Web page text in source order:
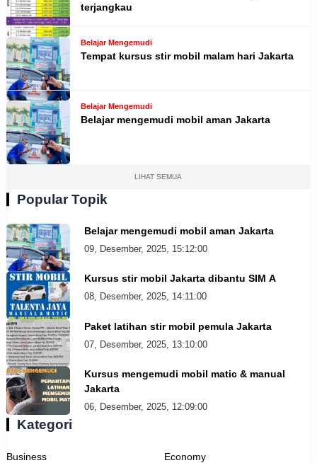
terjangkau
Belajar Mengemudi
Tempat kursus stir mobil malam hari Jakarta
Belajar Mengemudi
Belajar mengemudi mobil aman Jakarta
LIHAT SEMUA
Popular Topik
Belajar mengemudi mobil aman Jakarta
09, Desember, 2025, 15:12:00
Kursus stir mobil Jakarta dibantu SIM A
08, Desember, 2025, 14:11:00
Paket latihan stir mobil pemula Jakarta
07, Desember, 2025, 13:10:00
Kursus mengemudi mobil matic & manual
Jakarta
06, Desember, 2025, 12:09:00
Kategori
Business Economy